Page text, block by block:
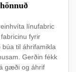
línufabric
fyrir
til áhrifamikla
Gerðin fékk
gæði og áhrif